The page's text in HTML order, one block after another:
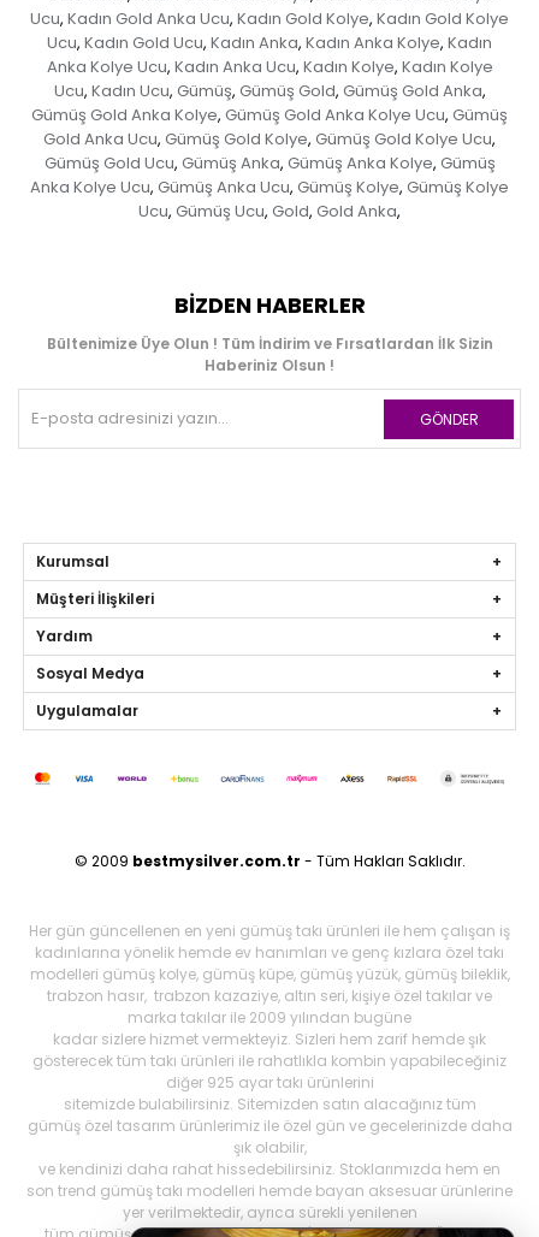
Ucu, Kadın Gold Anka Ucu, Kadın Gold Kolye, Kadın Gold Kolye
Ucu, Kadın Gold Ucu, Kadın Anka, Kadın Anka Kolye, Kadın
Anka Kolye Ucu, Kadın Anka Ucu, Kadın Kolye, Kadın Kolye
Ucu, Kadın Ucu, Gümüş, Gümüş Gold, Gümüş Gold Anka,
Gümüş Gold Anka Kolye, Gümüş Gold Anka Kolye Ucu, Gümüş
Gold Anka Ucu, Gümüş Gold Kolye, Gümüş Gold Kolye Ucu,
Gümüş Gold Ucu, Gümüş Anka, Gümüş Anka Kolye, Gümüş
Anka Kolye Ucu, Gümüş Anka Ucu, Gümüş Kolye, Gümüş Kolye
Ucu, Gümüş Ucu, Gold, Gold Anka,
BIZDEN HABERLER
Bültenimize Üye Olun ! Tüm İndirim ve Fırsatlardan İlk Sizin
Haberiniz Olsun !
GÖNDER
Kurumsal
Müşteri İlişkileri
Yardım
Sosyal Medya
Uygulamalar
© 2009 bestmysilver.com.tr - Tüm Hakları Saklıdır.
Her gün güncellenen en yeni gümüş takı ürünleri ile hem çalışan iş
kadınlarına yönelik hemde ev hanımları ve genç kızlara özel takı
modelleri gümüş kolye, gümüş küpe, gümüş yüzük, gümüş bileklik,
trabzon hasır, trabzon kazaziye, altın seri, kişiye özel takılar ve
marka takılar ile 2009 yılından bugüne
kadar sizlere hizmet vermekteyiz. Sizleri hem zarif hemde şık
gösterecek tüm takı ürünleri ile rahatlıkla kombin yapabileceğiniz
diğer 925 ayar takı ürünlerini
sitemizde bulabilirsiniz. Sitemizden satın alacağınız tüm
gümüş özel tasarım ürünlerimiz ile özel gün ve gecelerinizde daha
şık olabilir,
ve kendinizi daha rahat hissedebilirsiniz. Stoklarımızda hem en
son trend gümüş takı modelleri hemde bayan aksesuar ürünlerine
yer verilmektedir, ayrıca sürekli yenilenen